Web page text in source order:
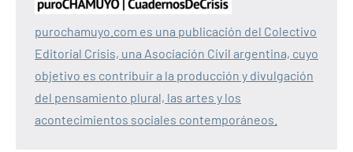
purochamuyo.com es una publicación del Colectivo
Editorial Crisis, una Asociación Civil argentina, cuyo
objetivo es contribuir a la producción y divulgación
del pensamiento plural, las artes y los
acontecimientos sociales contemporáneos.